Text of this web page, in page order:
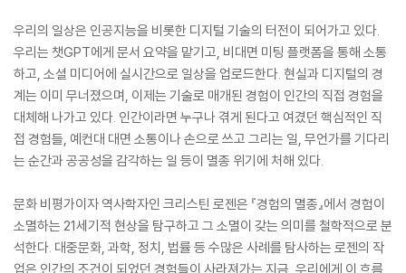
우리의 일상은 인공지능을 비롯한 디지털 기술의 터전이 되어가고 있다.
우리는 챗GPT에게 문서 요약을 맡기고, 비대면 미팅 플랫폼을 통해 소통
하고, 소셜 미디어에 실시간으로 일상을 업로드한다. 현실과 디지털의 경
계는 이미 무너졌으며, 이제는 기술로 매개된 경험이 인간의 직접 경험을
대체해 나가고 있다. 인간이라면 누구나 겪게 된다고 여겼던 핵심적인 직
접 경험들, 예컨대 대면 소통이나 손으로 쓰고 그리는 일, 무언가를 기다리
는 순간과 공공성을 감각하는 일 등이 멸종 위기에 처해 있다.
문화 비평가이자 역사학자인 크리스틴 로젠은 『경험의 멸종』에서 경험이
소멸하는 21세기적 현상을 탐구하고 그 소멸이 갖는 의미를 철학적으로 분
석한다. 대중문화, 과학, 정치, 법률 등 수많은 사례를 탐사하는 로젠의 작
업은 인간의 조건이 되었던 경험들이 사라져가는 지금, 우리에게 이 흐름